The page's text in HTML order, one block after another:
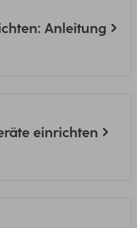
Anleitung
einrichten